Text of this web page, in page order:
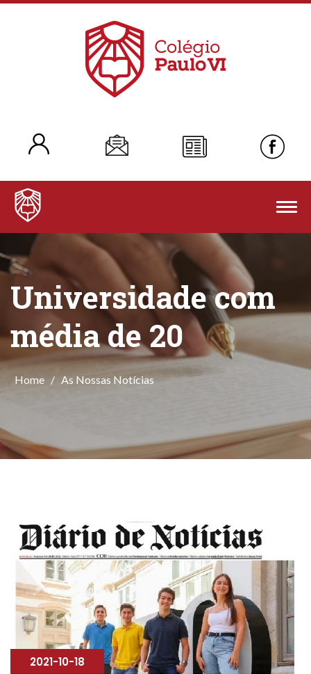
Universidade com
média de 20
Home / As Nossas Notícias
2021-10-18